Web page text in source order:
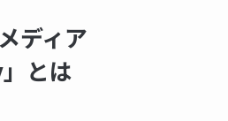
ディア
とは